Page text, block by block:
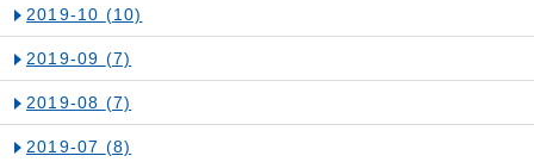
2019-10 (10)
2019-09 (7)
2019-08 (7)
2019-07 (8)